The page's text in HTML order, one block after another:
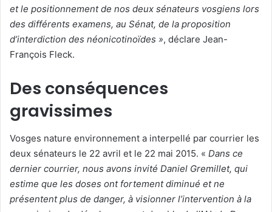
et le positionnement de nos deux sénateurs vosgiens lors
des différents examens, au Sénat, de la proposition
d’interdiction des néonicotinoïdes », déclare Jean-
François Fleck.
Des conséquences
gravissimes
Vosges nature environnement a interpellé par courrier les
deux sénateurs le 22 avril et le 22 mai 2015. « Dans ce
dernier courrier, nous avons invité Daniel Gremillet, qui
estime que les doses ont fortement diminué et ne
présentent plus de danger, à visionner l’intervention à la